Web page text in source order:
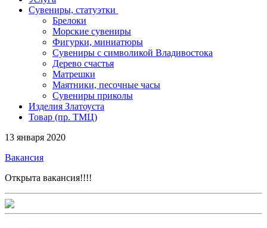
Сувениры, статуэтки
Брелоки
Морские сувениры
Фигурки, миниатюры
Сувениры с символикой Владивостока
Дерево счастья
Матрешки
Маятники, песочные часы
Сувениры приколы
Изделия Златоуста
Товар (пр. ТМЦ)
13 января 2020
Вакансия
Открыта вакансия!!!!